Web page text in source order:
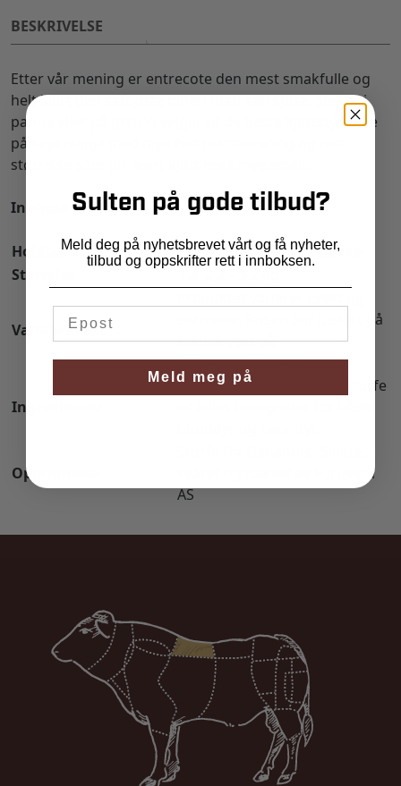
BESKRIVELSE
Etter vår mening er entrecote den mest smakfulle og
helt klart den saftigste biffen man kan spise. Stekes i
panna eller på grill. Vi velger ut de beste kjøttstykkene
på skjærelinja med mye fett marmorering og rett
størrelse som gir mørt kjøtt med mye smak.
Innhold
Holdbarhetsgaranti
Min. 30 dager, vakumpakket
Størrelse
Variabel vekt
størrelse. Prisen blir justert på
faktisk vekt på
utleveringsdagen
Ingredienser
Hel entrecôte fra storfe. Storfe
Opprinnelse
skåret og pakket av Furuseth
AS
Sulten på gode tilbud?
Meld deg på nyhetsbrevet vårt og få nyheter,
tilbud og oppskrifter rett i innboksen.
Meld meg på